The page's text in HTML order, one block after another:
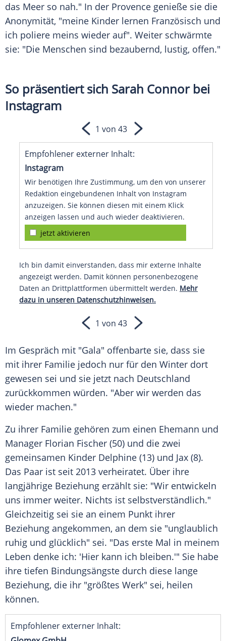
das Meer so nah." In der Provence genieße sie die
Anonymität, "meine Kinder lernen Französisch und
ich poliere meins wieder auf". Weiter schwärmte
sie: "Die Menschen sind bezaubernd, lustig, offen."
So präsentiert sich Sarah Connor bei
Instagram
Empfohlener externer Inhalt:
Instagram
Wir benötigen Ihre Zustimmung, um den von unserer
Redaktion eingebundenen Inhalt von Instagram
anzuzeigen. Sie können diesen mit einem Klick
anzeigen lassen und auch wieder deaktivieren.
jetzt aktivieren
Ich bin damit einverstanden, dass mir externe Inhalte
angezeigt werden. Damit können personenbezogene
Daten an Drittplattformen übermittelt werden. Mehr
dazu in unseren Datenschutzhinweisen.
1 von 43
1 von 43
Im Gespräch mit "Gala" offenbarte sie, dass sie
mit ihrer Familie jedoch nur für den Winter dort
gewesen sei und sie jetzt nach Deutschland
zurückkommen würden. "Aber wir werden das
wieder machen."
Zu ihrer Familie gehören zum einen Ehemann und
Manager Florian Fischer (50) und die zwei
gemeinsamen Kinder Delphine (13) und Jax (8).
Das Paar ist seit 2013 verheiratet. Über ihre
langjährige Beziehung erzählt sie: "Wir entwickeln
uns immer weiter. Nichts ist selbstverständlich."
Gleichzeitig sei sie an einem Punkt ihrer
Beziehung angekommen, an dem sie "unglaublich
ruhig und glücklich" sei. "Das erste Mal in meinem
Leben denke ich: 'Hier kann ich bleiben.'" Sie habe
ihre tiefen Bindungsängste durch diese lange
Beziehung, die ihr "größtes Werk" sei, heilen
können.
Empfohlener externer Inhalt: